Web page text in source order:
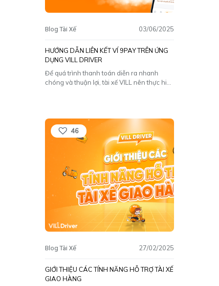
Blog Tài Xế 03/06/2025
HƯỚNG DẪN LIÊN KẾT VÍ 9PAY TRÊN ỨNG
DỤNG VILL DRIVER
Để quá trình thanh toán diễn ra nhanh
chóng và thuận lợi, tài xế VILL nên thực hiện
Bước 1: Mở ứng[…]
46
Blog Tài Xế 27/02/2025
GIỚI THIỆU CÁC TÍNH NĂNG HỖ TRỢ TÀI XẾ
GIAO HÀNG